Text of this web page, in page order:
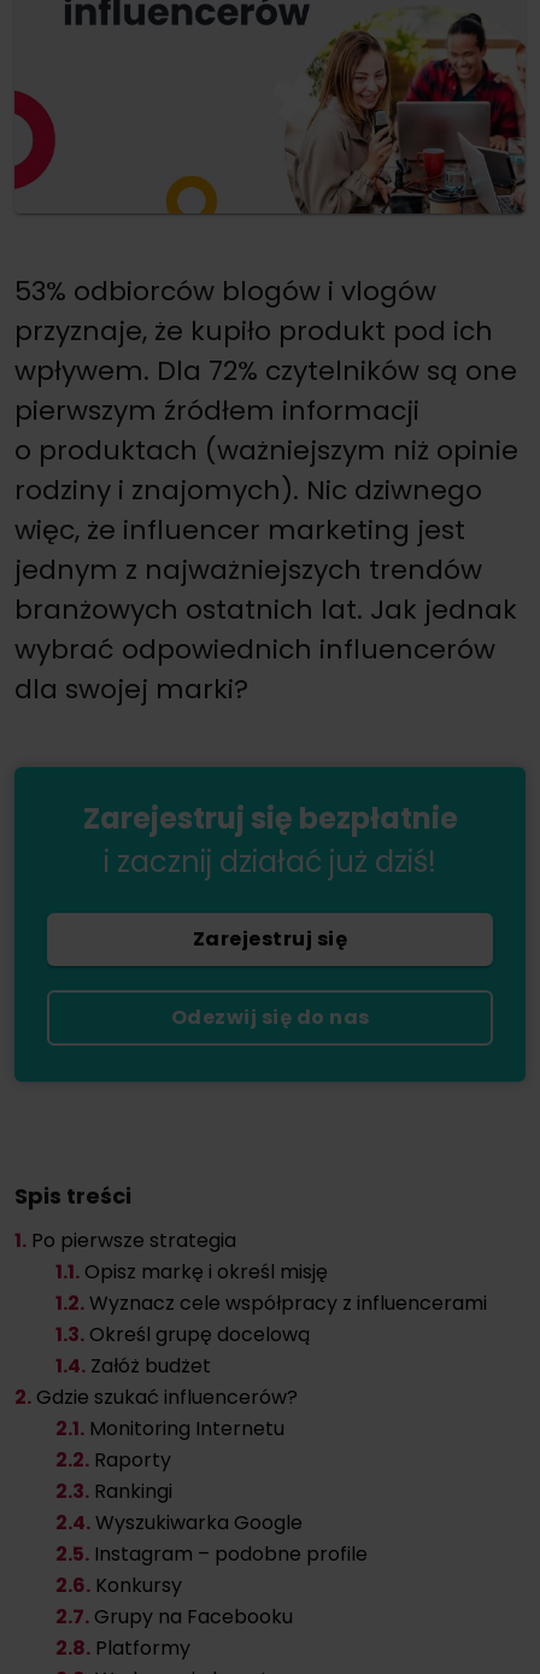
53% odbiorców blogów i vlogów
przyznaje, że kupiło produkt pod ich
wpływem. Dla 72% czytelników są one
pierwszym źródłem informacji
o produktach (ważniejszym niż opinie
rodziny i znajomych). Nic dziwnego
więc, że influencer marketing jest
jednym z najważniejszych trendów
branżowych ostatnich lat. Jak jednak
wybrać odpowiednich influencerów
dla swojej marki?
Zarejestruj się bezpłatnie
i zacznij działać już dziś!
Zarejestruj się
Odezwij się do nas
Spis treści
1. Po pierwsze strategia
1.1. Opisz markę i określ misję
1.2.Wyznacz cele współpracy z influencerami
1.3. Określ grupę docelową
1.4. Załóż budżet
2. Gdzie szukać influencerów?
2.1. Monitoring Internetu
2.2. Raporty
2.3. Rankingi
2.4.Wyszukiwarka Google
2.5. Instagram – podobne profile
2.6. Konkursy
2.7. Grupy na Facebooku
2.8. Platformy